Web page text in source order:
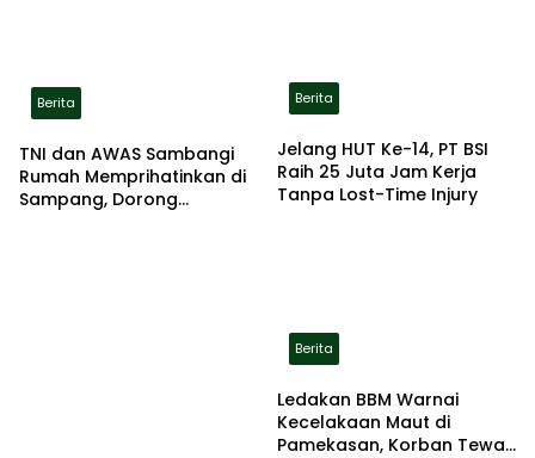
Berita
TNI dan AWAS Sambangi
Rumah Memprihatinkan di
Sampang, Dorong
Berita
Jelang HUT Ke-14, PT BSI
Raih 25 Juta Jam Kerja
Tanpa Lost-Time Injury
Berita
Ledakan BBM Warnai
Kecelakaan Maut di
Pamekasan, Korban Tewas